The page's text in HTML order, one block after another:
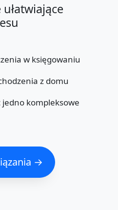
w księgowaniu
z domu
jedno kompleksowe
→